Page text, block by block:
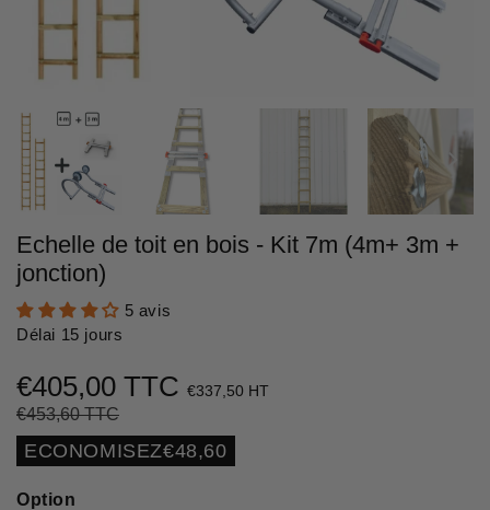
Echelle de toit en bois - Kit 7m (4m+ 3m +
jonction)
5 avis
Délai 15 jours
€405,00 TTC €337,50 HT
€453,60 TTC
régulier
réduit
Unit
price
ECONOMISEZ€48,60
Option